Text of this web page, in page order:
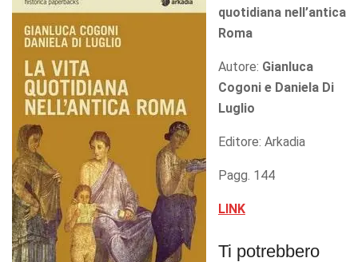
quotidiana nell’antica
Roma
Autore: Gianluca
Cogoni e Daniela Di
Luglio
Editore: Arkadia
Pagg. 144
LINK
Ti potrebbero